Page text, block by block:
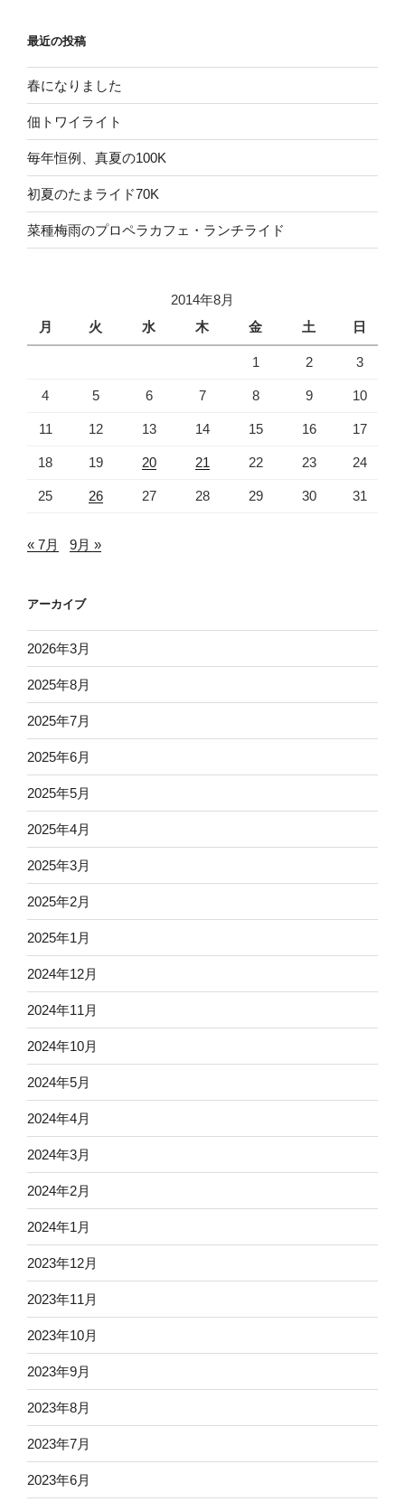
最近の投稿
春になりました
佃トワイライト
毎年恒例、真夏の100K
初夏のたまライド70K
菜種梅雨のプロペラカフェ・ランチライド
2014年8月
月
火 水 木 金 土 日
1 2 3
4 5 6 7 8 9 10
11 12 13 14 15 16 17
18 19 20 21 22 23 24
25 26 27 28 29 30 31
« 7月 9月 »
アーカイブ
2026年3月
2025年8月
2025年7月
2025年6月
2025年5月
2025年4月
2025年3月
2025年2月
2025年1月
2024年12月
2024年11月
2024年10月
2024年5月
2024年4月
2024年3月
2024年2月
2024年1月
2023年12月
2023年11月
2023年10月
2023年9月
2023年8月
2023年7月
2023年6月